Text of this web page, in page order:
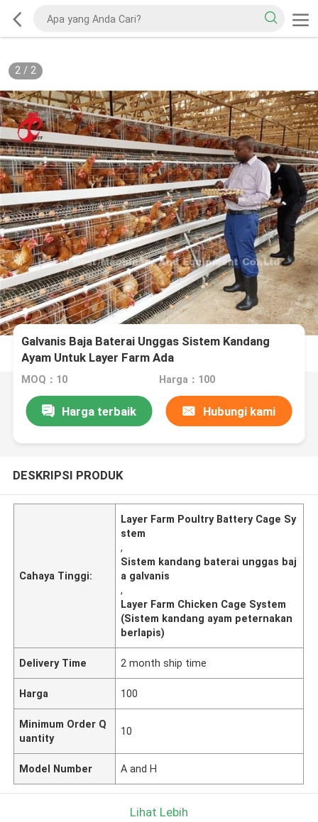
2/ 2
Galvanis Baja Baterai Unggas Sistem Kandang
Ayam Untuk Layer Farm Ada
MOQ：10 Harga：100
Harga terbaik Hubungi kami
DESKRIPSI PRODUK
Cahaya Tinggi:
Layer Farm Poultry Battery Cage Sy
stem
,
Sistem kandang baterai unggas baj
a galvanis
,
Layer Farm Chicken Cage System
(Sistem kandang ayam peternakan
berlapis)
Delivery Time 2 month ship time
Harga 100
Minimum Order Q
uantity
10
Model Number A and H
Lihat Lebih